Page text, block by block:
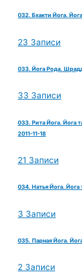
032. Бхакти Йога.
23 Записи
033. Йога Рода.
33 Записи
033. Рита Йога. Йога
2011-11-18
21 Записи
034. Натья Йога. Йога
3 Записи
035. Парная Йога.
2 Записи